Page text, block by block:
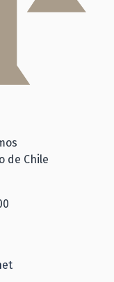
de Chile